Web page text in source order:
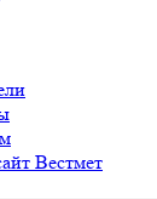
Вестмет